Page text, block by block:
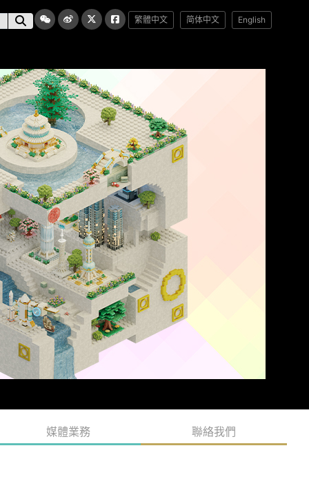
繁體中文 简体中文 English
媒體業務 聯絡我們